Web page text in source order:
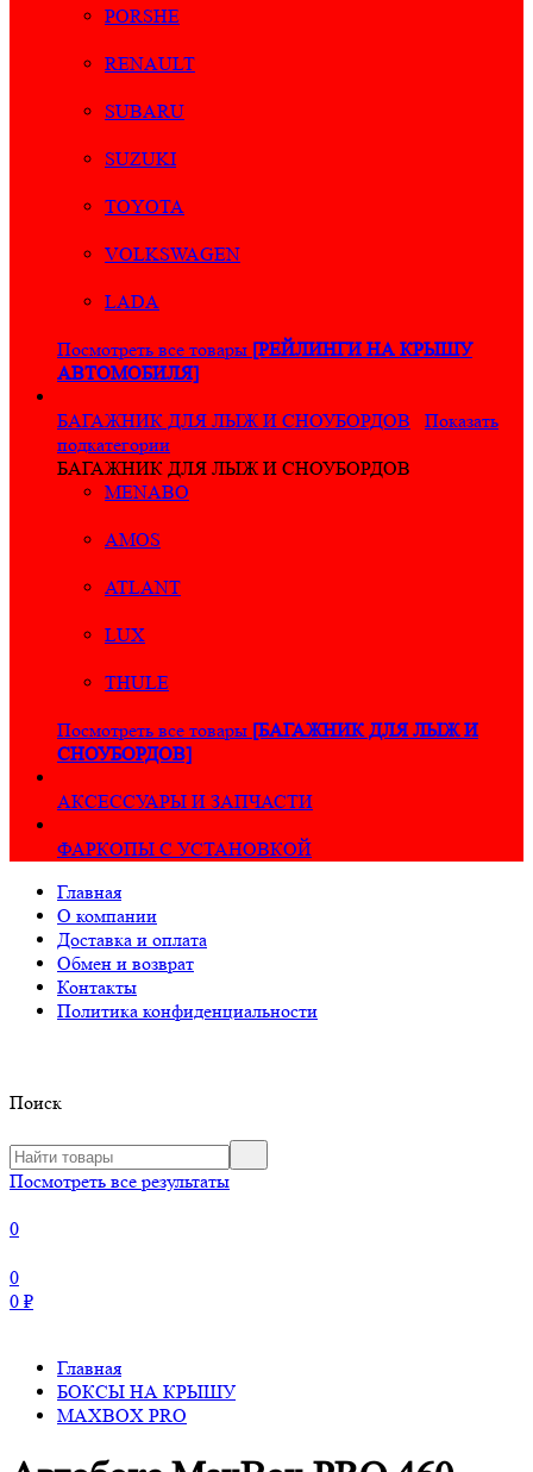
PORSHE
RENAULT
SUBARU
SUZUKI
TOYOTA
VOLKSWAGEN
LADA
Посмотреть все товары [РЕЙЛИНГИ НА КРЫШУ
АВТОМОБИЛЯ]
БАГАЖНИК ДЛЯ ЛЫЖ И СНОУБОРДОВ
Показать
подкатегории
БАГАЖНИК ДЛЯ ЛЫЖ И СНОУБОРДОВ
MENABO
AMOS
ATLANT
LUX
THULE
Посмотреть все товары [БАГАЖНИК ДЛЯ ЛЫЖ И
СНОУБОРДОВ]
АКСЕССУАРЫ И ЗАПЧАСТИ
ФАРКОПЫ С УСТАНОВКОЙ
Главная
О компании
Доставка и оплата
Обмен и возврат
Контакты
Политика конфиденциальности
Поиск
Посмотреть все результаты
0
0
0 ₽
Главная
БОКСЫ НА КРЫШУ
MAXBOX PRO